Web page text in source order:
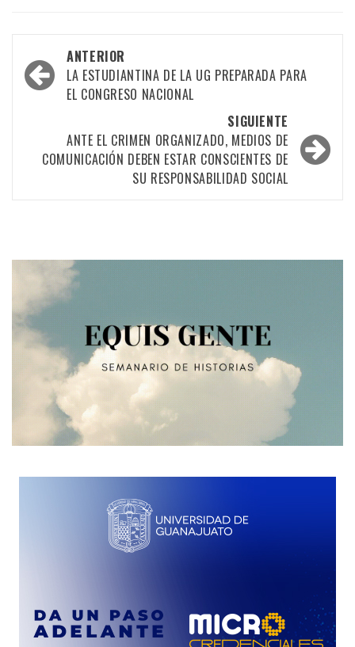
Navegación
por
entradas
ANTERIOR
LA ESTUDIANTINA DE LA UG PREPARADA PARA
EL CONGRESO NACIONAL
SIGUIENTE
ANTE EL CRIMEN ORGANIZADO, MEDIOS DE
COMUNICACIÓN DEBEN ESTAR CONSCIENTES DE
SU RESPONSABILIDAD SOCIAL